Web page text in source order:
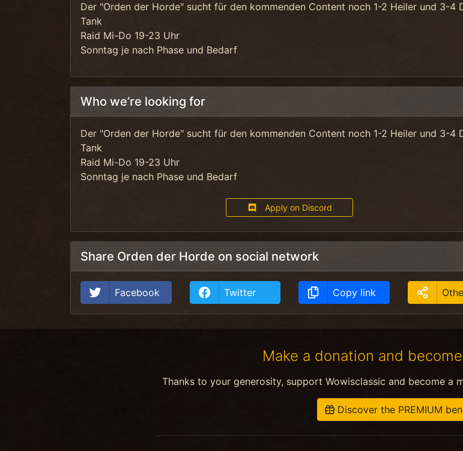
Der "Orden der Horde" sucht für den kommenden Content noch 1-2 Heiler und 3-4
Tank
Raid Mi-Do 19-23 Uhr
Sonntag je nach Phase und Bedarf
Who we’re looking for
Der "Orden der Horde" sucht für den kommenden Content noch 1-2 Heiler und 3-4
Tank
Raid Mi-Do 19-23 Uhr
Sonntag je nach Phase und Bedarf
Apply on Discord
Share Orden der Horde on social network
Facebook Twitter Copy link
Make a donation and become
Thanks to your generosity, support Wowisclassic and become a
Discover the PREMIUM